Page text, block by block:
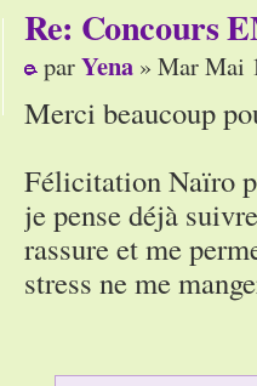
Re: Concours
parYena » Mar Mai
Merci beaucoup
Félicitation Naïro
je pense déjà
rassure et me
stress ne me